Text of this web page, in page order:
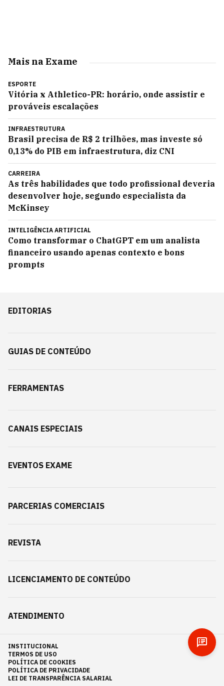
Mais na Exame
ESPORTE
Vitória x Athletico-PR: horário, onde assistir e
prováveis escalações
INFRAESTRUTURA
Brasil precisa de R$ 2 trilhões, mas investe só
0,13% do PIB em infraestrutura, diz CNI
CARREIRA
As três habilidades que todo profissional deveria
desenvolver hoje, segundo especialista da
McKinsey
INTELIGÊNCIA ARTIFICIAL
Como transformar o ChatGPT em um analista
financeiro usando apenas contexto e bons
prompts
EDITORIAS
GUIAS DE CONTEÚDO
FERRAMENTAS
CANAIS ESPECIAIS
EVENTOS EXAME
PARCERIAS COMERCIAIS
REVISTA
LICENCIAMENTO DE CONTEÚDO
ATENDIMENTO
INSTITUCIONAL
TERMOS DE USO
POLÍTICA DE COOKIES
POLÍTICA DE PRIVACIDADE
LEI DE TRANSPARÊNCIA SALARIAL